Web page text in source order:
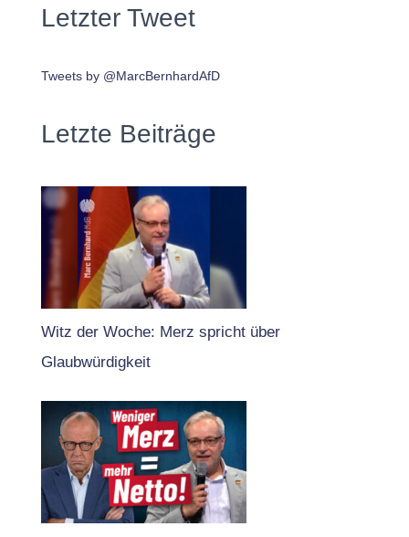
Letzter Tweet
Tweets by @MarcBernhardAfD
Letzte Beiträge
Witz der Woche: Merz spricht über
Glaubwürdigkeit